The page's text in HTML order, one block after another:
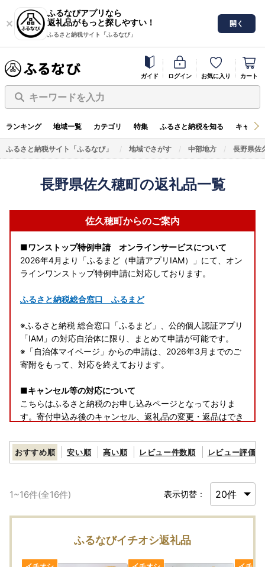
ふるなびアプリなら
返礼品がもっと探しやすい！
ふるさと納税サイト「ふるなび」
開く
ガイド ログイン お気に入り カート
キーワードを入力
ランキング 地域一覧 カテゴリ 特集 ふるさと納税を知る キャン
ふるさと納税サイト「ふるなび」 地域でさがす 中部地方 長野県佐
長野県佐久穂町の返礼品一覧
佐久穂町からのご案内
■ワンストップ特例申請 オンラインサービスについて
2026年4月より「ふるまど（申請アプリIAM）」にて、オン
ラインワンストップ特例申請に対応しております。
ふるさと納税総合窓口 ふるまど
※ふるさと納税 総合窓口「ふるまど」、公的個人認証アプリ
「IAM」の対応自治体に限り、まとめて申請が可能です。
※「自治体マイページ」からの申請は、2026年3月までのご
寄附をもって、対応を終えております。
■キャンセル等の対応について
こちらはふるさと納税のお申し込みページとなっておりま
す。寄付申込み後のキャンセル、返礼品の変更・返品はでき
■クール便について
お申込み前にお選びいただく品物の温度帯のご確認をお願い
■ふるさと納税の返礼品は一時所得に該当します
ふるさと納税寄付につきましては、経済的利益の無償の供与
として行われており、返礼品の送付がある場合でも、ご寄付
おすすめ順 安い順 高い順 レビュー件数順 レビュー評価順
1~16件(全16件) 表示切替：
ふるなびイチオシ返礼品